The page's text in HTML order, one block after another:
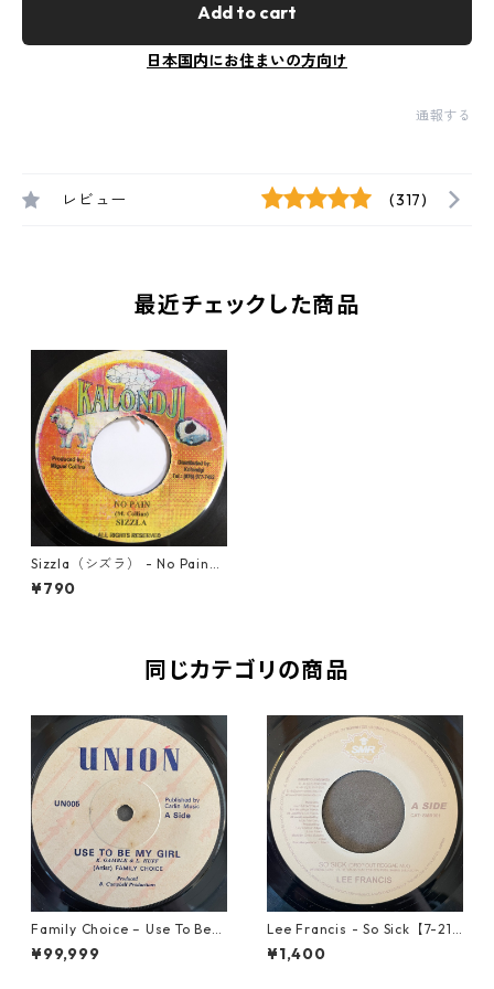
Add to cart
日本国内にお住まいの方向け
通報する
レビュー (317)
最近チェックした商品
Sizzla（シズラ） - No Pain
【7-20035】
¥790
同じカテゴリの商品
Family Choice – Use To Be
My Girl【7-22004】
¥99,999
Lee Francis - So Sick【7-219
25】
¥1,400